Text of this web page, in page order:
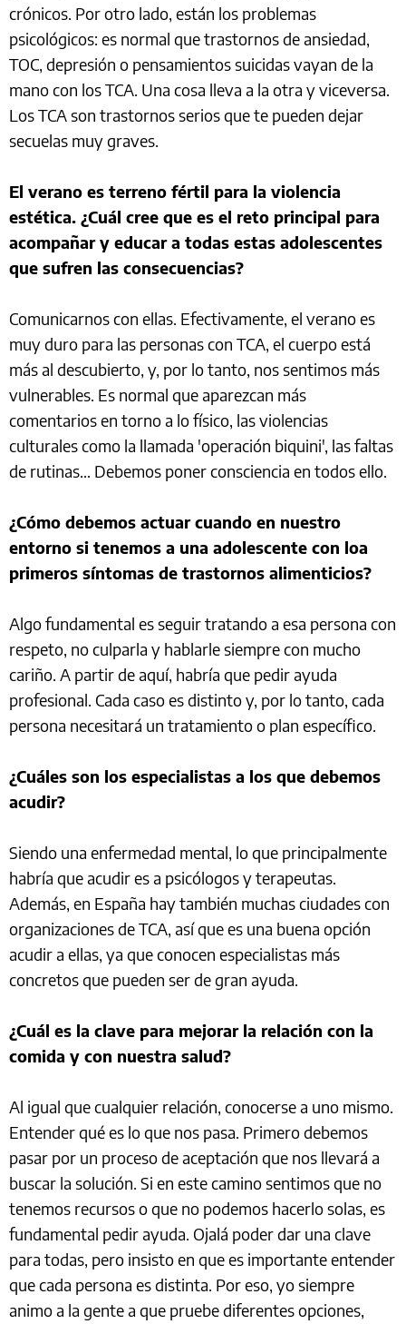
crónicos. Por otro lado, están los problemas
psicológicos: es normal que trastornos de ansiedad,
TOC, depresión o pensamientos suicidas vayan de la
mano con los TCA. Una cosa lleva a la otra y viceversa.
Los TCA son trastornos serios que te pueden dejar
secuelas muy graves.
El verano es terreno fértil para la violencia
estética. ¿Cuál cree que es el reto principal para
acompañar y educar a todas estas adolescentes
que sufren las consecuencias?
Comunicarnos con ellas. Efectivamente, el verano es
muy duro para las personas con TCA, el cuerpo está
más al descubierto, y, por lo tanto, nos sentimos más
vulnerables. Es normal que aparezcan más
comentarios en torno a lo físico, las violencias
culturales como la llamada 'operación biquini', las faltas
de rutinas… Debemos poner consciencia en todos ello.
¿Cómo debemos actuar cuando en nuestro
entorno si tenemos a una adolescente con loa
primeros síntomas de trastornos alimenticios?
Algo fundamental es seguir tratando a esa persona con
respeto, no culparla y hablarle siempre con mucho
cariño. A partir de aquí, habría que pedir ayuda
profesional. Cada caso es distinto y, por lo tanto, cada
persona necesitará un tratamiento o plan específico.
¿Cuáles son los especialistas a los que debemos
acudir?
Siendo una enfermedad mental, lo que principalmente
habría que acudir es a psicólogos y terapeutas.
Además, en España hay también muchas ciudades con
organizaciones de TCA, así que es una buena opción
acudir a ellas, ya que conocen especialistas más
concretos que pueden ser de gran ayuda.
¿Cuál es la clave para mejorar la relación con la
comida y con nuestra salud?
Al igual que cualquier relación, conocerse a uno mismo.
Entender qué es lo que nos pasa. Primero debemos
pasar por un proceso de aceptación que nos llevará a
buscar la solución. Si en este camino sentimos que no
tenemos recursos o que no podemos hacerlo solas, es
fundamental pedir ayuda. Ojalá poder dar una clave
para todas, pero insisto en que es importante entender
que cada persona es distinta. Por eso, yo siempre
animo a la gente a que pruebe diferentes opciones,